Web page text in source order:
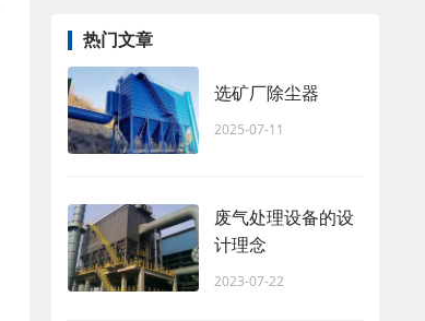
热门文章
选矿厂除尘器
2025-07-11
废气处理设备的设
计理念
2023-07-22